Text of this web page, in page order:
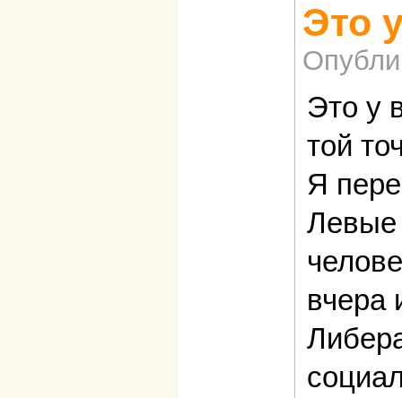
Это
Это у
той
Я
Левые
вчера